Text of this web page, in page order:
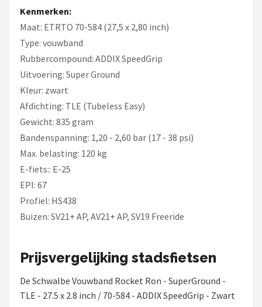
Kenmerken:
Maat: ETRTO 70-584 (27,5 x 2,80 inch)
Type: vouwband
Rubbercompound: ADDIX SpeedGrip
Uitvoering: Super Ground
Kleur: zwart
Afdichting: TLE (Tubeless Easy)
Gewicht: 835 gram
Bandenspanning: 1,20 - 2,60 bar (17 - 38 psi)
Max. belasting: 120 kg
E-fiets:: E-25
EPI: 67
Profiel: HS438
Buizen: SV21+ AP, AV21+ AP, SV19 Freeride
Prijsvergelijking stadsfietsen
De Schwalbe Vouwband Rocket Ron - SuperGround -
TLE - 27.5 x 2.8 inch / 70-584 - ADDIX SpeedGrip - Zwart